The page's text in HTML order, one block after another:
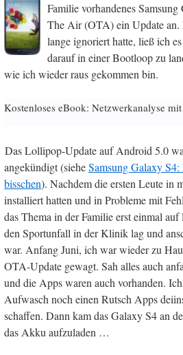
Familie vorhandenes
The Air (OTA) ein Update an.
lange ignoriert hatte, ließ ich
darauf in einer Bootloop zu
wie ich wieder raus gekommen bin.
Kostenloses eBook: Netzwerkanalyse
Das Lollipop-Update auf Android 5.0
angekündigt (sieheSamsung Galaxy
bisschen). Nachdem die ersten Leute in
installiert hatten und in Probleme mit
das Thema in der Familie erst einmal
den Sportunfall in der Klinik lag und
war. Anfang Juni, ich war wieder zu
OTA-Update gewagt. Sah alles auch
und die Apps waren auch vorhanden.
Aufwasch noch einen Rutsch Apps
schaffen. Dann kam das Galaxy S4 an
das Akku aufzuladen …